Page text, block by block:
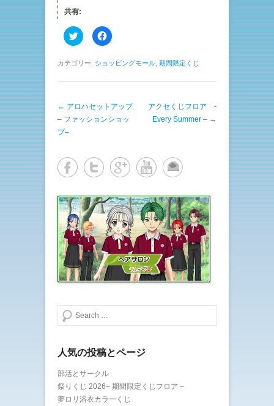
共有:
ク
リ
し
w
t
r
新
し
い
ン
ド
ウ
で
開
き
ま
す
)
F
a
b
k
有
す
る
ッ
ク
し
だ
さ
い
(
新
し
い
ウ
ィ
ン
ド
で
ま
カテゴリー: ショッピングモール 期間限定くじ
投稿ナビゲーション
← アロハセットアップ
– ファッションショッ
プ–
アクセくじフロア -
Every Summer – →
検索する
人気の投稿とページ
部活とサークル
祭りくじ 2026– 期間限定くじフロア –
夢ロリ浴衣カラーくじ